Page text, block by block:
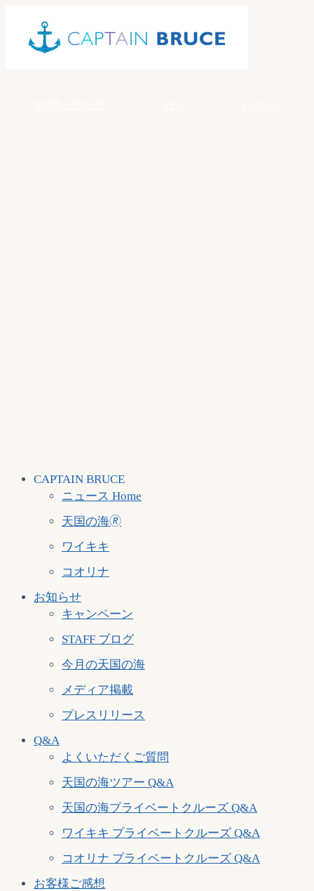
content
CAPTAIN BRUCE
ニュース Home
天国の海🄬
ワイキキ
コオリナ
お知らせ
キャンペーン
STAFF ブログ
今月の天国の海
メディア掲載
プレスリリース
Q&A
よくいただくご質問
天国の海ツアー Q&A
天国の海プライベートクルーズ Q&A
ワイキキ プライベートクルーズ Q&A
コオリナ プライベートクルーズ Q&A
お客様ご感想